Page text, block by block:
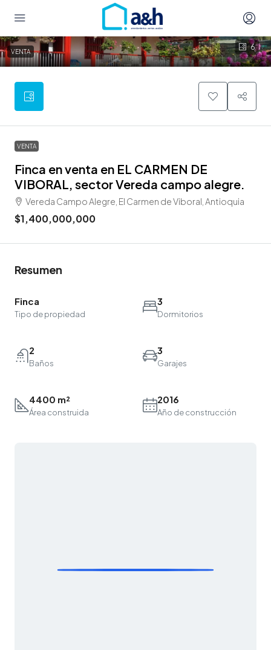
6
VENTA
VENTA
Finca en venta en EL CARMEN DE
VIBORAL, sector Vereda campo alegre.
Vereda Campo Alegre, El Carmen de Viboral, Antioquia
$1,400,000,000
Resumen
Finca
Tipo de propiedad
3
Dormitorios
2
Baños
3
Garajes
4400 m²
Área construida
2016
Año de construcción